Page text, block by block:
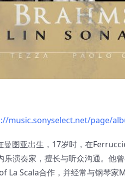
music.sonyselect.net/page/
图亚出生，17岁时，在
乐演奏家，擅长与听众沟通。
La Scala合作，并经常与钢琴